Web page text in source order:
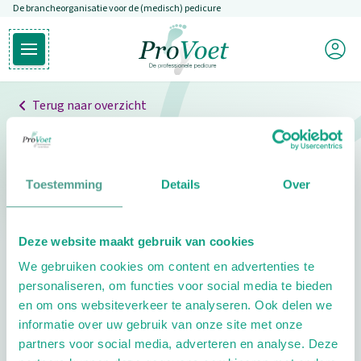
Toestemming Details Over
Deze website maakt gebruik van cookies
We gebruiken cookies om content en advertenties te
personaliseren, om functies voor social media te bieden
en om ons websiteverkeer te analyseren. Ook delen we
informatie over uw gebruik van onze site met onze
partners voor social media, adverteren en analyse. Deze
Overslaan en naar de inhoud gaan
De brancheorganisatie voor de (medisch) pedicure
Open hoofdmenu
Ga naar de homepagina
Mijn
Terug naar overzicht
Professionals
Pedicure niet gevonden
pedicure.